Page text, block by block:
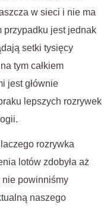
w sieci i nie ma
przypadku jest jednak
setki tysięcy
tym całkiem
jest głównie
lepszych rozrywek
rozrywka
lotów zdobyła aż
nie powinniśmy
naszego